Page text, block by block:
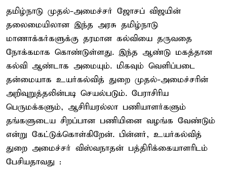
தமிழ்நாடு முதல்-அமைச்சர் ஜோசப் விஜயின்
தலைமையிலான இந்த அரசு தமிழ்நாடு
மாணாக்கர்களுக்கு தரமான கல்வியை தருவதை
நோக்கமாக கொண்டுள்ளது. இந்த ஆண்டு மகத்தான
கல்வி ஆண்டாக அமையும். மிகவும் வெளிப்படை
தன்மையாக உயர்கல்வித் துறை முதல்-அமைச்சரின்
அறிவுறுத்தலின்படி செயல்படும். பேராசிரிய
பெருமக்களும், ஆசிரியரல்லா பணியாளர்களும்
தங்களுடைய சிறப்பான பணியினை வழங்க வேண்டும்
என்று கேட்டுக்கொள்கிறேன். பின்னர், உயர்கல்வித்
துறை அமைச்சர் விஸ்வநாதன் பத்திரிக்கையாளரிடம்
பேசியதாவது :